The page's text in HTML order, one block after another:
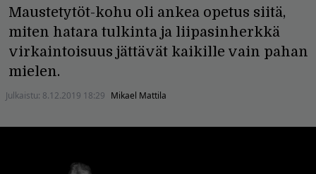
Maustetytöt-kohu oli ankea opetus siitä,
miten hatara tulkinta ja liipasinherkkä
virkaintoisuus jättävät kaikille vain pahan
mielen.
Julkaistu: 8.12.2019 18:29 Mikael Mattila